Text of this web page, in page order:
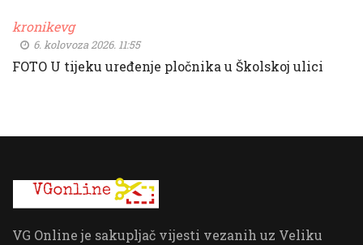
kronikevg
6. kolovoza 2026. 11:55
FOTO U tijeku uređenje pločnika u Školskoj ulici
VG Online je sakupljač vijesti vezanih uz Veliku